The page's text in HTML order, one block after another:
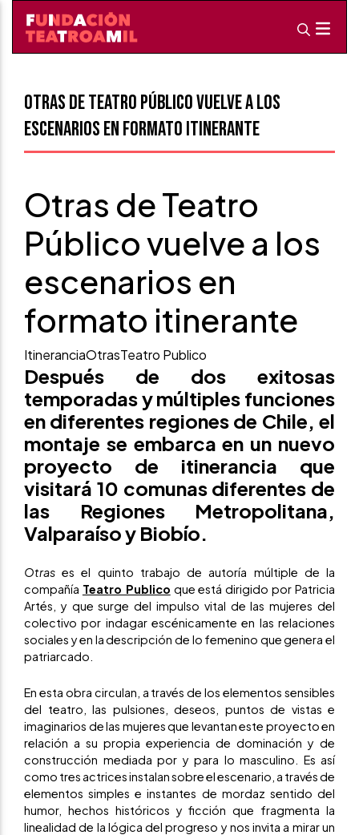
Otras de Teatro Público vuelve a los
escenarios en formato itinerante
Otras de Teatro
Público vuelve a los
escenarios en
formato itinerante
ItineranciaOtrasTeatro Publico
Después de dos exitosas
temporadas y múltiples funciones
en diferentes regiones de Chile, el
montaje se embarca en un nuevo
proyecto de itinerancia que
visitará 10 comunas diferentes de
las Regiones Metropolitana,
Valparaíso y Biobío.
Otrases el quinto trabajo de autoría múltiple de la
compañía Teatro Publico que está dirigido por Patricia
Artés, y que surge del impulso vital de las mujeres del
colectivo por indagar escénicamente en las relaciones
sociales y en la descripción de lo femenino que genera el
patriarcado.
En esta obra circulan, a través de los elementos sensibles
del teatro, las pulsiones, deseos, puntos de vistas e
imaginarios de las mujeres que levantan este proyecto en
relación a su propia experiencia de dominación y de
construcción mediada por y para lo masculino. Es así
como tres actrices instalan sobre el escenario, a través de
elementos simples e instantes de mordaz sentido del
humor, hechos históricos y ficción que fragmenta la
linealidad de la lógica del progreso y nos invita a mirar un